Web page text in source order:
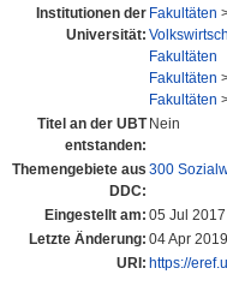
Institutionen der
Universität:
Fakultäten
Fakultäten
Fakultäten
Fakultäten
Titel an der UBT
entstanden:
Nein
Themengebiete aus
DDC:
300
Eingestellt am: 05 Jul
Letzte Änderung: 04 Apr
URI: https://